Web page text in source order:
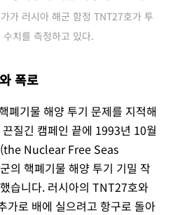
가 러시아 해군 함정 TNT27호가 투
치를 측정하고 있다.
폭로
폐기물 해양 투기 문제를 지적해
질긴 캠페인 끝에 1993년 10월
(the Nuclear Free Seas
의 핵폐기물 해양 투기 기밀 작
습니다. 러시아의 TNT27호와
가로 배에 실으려고 항구로 돌아